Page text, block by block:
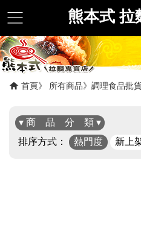
熊本式 拉
首頁 所有商品 調理食品批
▾ 商 品 分 類 ▾
排序方式：
熱門度 新上